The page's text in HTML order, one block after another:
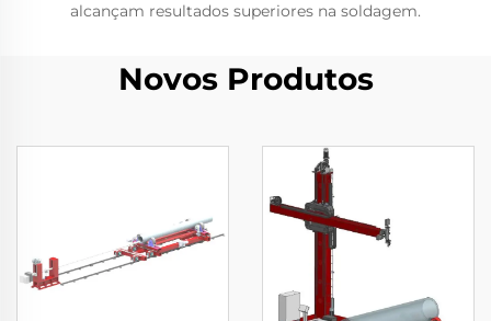
alcançam resultados superiores na soldagem.
Novos Produtos